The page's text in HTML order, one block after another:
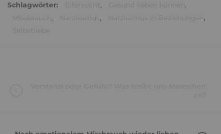
Schlagwörter: ,
,
, ,
,